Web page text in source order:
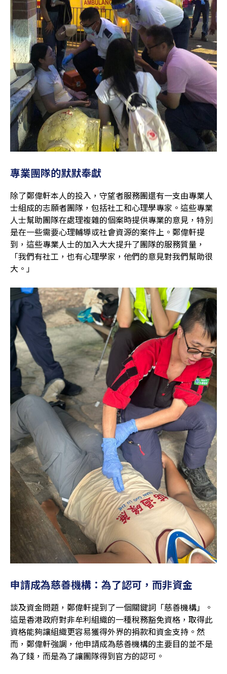
專業團隊的默默奉獻
除了鄭偉軒本人的投入，守望者服務團還有一支由專業人
士組成的志願者團隊，包括社工和心理學專家。這些專業
人士幫助團隊在處理複雜的個案時提供專業的意見，特別
是在一些需要心理輔導或社會資源的案件上。鄭偉軒提
到，這些專業人士的加入大大提升了團隊的服務質量，
「我們有社工，也有心理學家，他們的意見對我們幫助很
大。」
申請成為慈善機構：為了認可，而非資金
談及資金問題，鄭偉軒提到了一個關鍵詞「慈善機構」。
這是香港政府對非牟利組織的一種稅務豁免資格，取得此
資格能夠讓組織更容易獲得外界的捐款和資金支持。然
而，鄭偉軒強調，他申請成為慈善機構的主要目的並不是
為了錢，而是為了讓團隊得到官方的認可。